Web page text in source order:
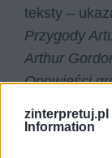
zinterpretuj.pl
Information
teksty –
Przygody
Arthur
Opowieści
zmarła